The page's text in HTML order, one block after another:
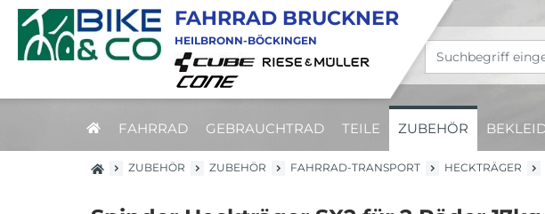
FAHRRAD GEBRAUCHTRAD TEILE ZUBEHÖR
FAHRRAD BRUCKNER
HEILBRONN-BÖCKINGEN
ZUBEHÖR ZUBEHÖR FAHRRAD-TRANSPORT HECKTRÄGER